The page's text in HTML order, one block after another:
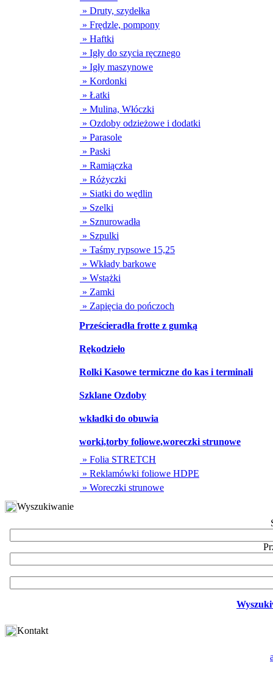
» Druty, szydełka
» Frędzle, pompony
» Haftki
» Igły do szycia ręcznego
» Igły maszynowe
» Kordonki
» Łatki
» Mulina, Włóczki
» Ozdoby odzieżowe i dodatki
» Parasole
» Paski
» Ramiączka
» Różyczki
» Siatki do wędlin
» Szelki
» Sznurowadła
» Szpulki
» Taśmy rypsowe 15,25
» Wkłady barkowe
» Wstążki
» Zamki
» Zapięcia do pończoch
Prześcieradła frotte z gumką
Rękodzieło
Rolki Kasowe termiczne do kas i terminali
Szklane Ozdoby
wkładki do obuwia
worki,torby foliowe,woreczki strunowe
» Folia STRETCH
» Reklamówki foliowe HDPE
» Woreczki strunowe
Wyszukiwanie
Kontakt